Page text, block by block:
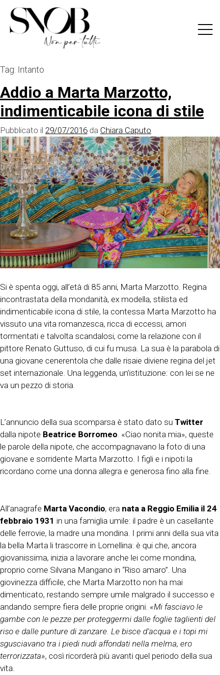
content
Tag: Intanto
Addio a Marta Marzotto,
indimenticabile icona di stile
Pubblicato il 29/07/2016 da Chiara Caputo
Si è spenta oggi, all’età di 85 anni, Marta Marzotto. Regina
incontrastata della mondanità, ex modella, stilista ed
indimenticabile icona di stile, la contessa Marta Marzotto ha
vissuto una vita romanzesca, ricca di eccessi, amori
tormentati e talvolta scandalosi, come la relazione con il
pittore Renato Guttuso, di cui fu musa. La sua è la parabola di
una giovane cenerentola che dalle risaie diviene regina del jet
set internazionale. Una leggenda, un’istituzione: con lei se ne
va un pezzo di storia.
L’annuncio della sua scomparsa è stato dato su Twitter
dalla nipote Beatrice Borromeo. «Ciao nonita mia», queste
le parole della nipote, che accompagnavano la foto di una
giovane e sorridente Marta Marzotto. I figli e i nipoti la
ricordano come una donna allegra e generosa fino alla fine.
All’anagrafe Marta Vacondio, era nata a Reggio Emilia il 24
febbraio 1931 in una famiglia umile: il padre è un casellante
delle ferrovie, la madre una mondina. I primi anni della sua vita
la bella Marta li trascorre in Lomellina: è qui che, ancora
giovanissima, inizia a lavorare anche lei come mondina,
proprio come Silvana Mangano in “Riso amaro”. Una
giovinezza difficile, che Marta Marzotto non ha mai
dimenticato, restando sempre umile malgrado il successo e
andando sempre fiera delle proprie origini. «Mi fasciavo le
gambe con le pezze per proteggermi dalle foglie taglienti del
riso e dalle punture di zanzare. Le bisce d’acqua e i topi mi
sgusciavano tra i piedi nudi affondati nella melma, ero
terrorizzata», così ricorderà più avanti quel periodo della sua
vita.